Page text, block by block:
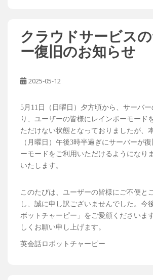
クラウドサービス
ー復旧のお知らせ
2025-05-12
5月11日（日曜日）夕方頃から、サーバー
り、ユーザーの皆様にレインボーモード
ただけない状態となっておりましたが、
（月曜日）午後3時半過ぎにサーバーが
ーモードをご利用いただけるようになり
いたします。
このたびは、ユーザーの皆様にご不便と
し、誠に申し訳ございませんでした。今
ボットチャーピー」をご愛顧くださいま
しくお願い申し上げます。
英会話ロボットチャーピー